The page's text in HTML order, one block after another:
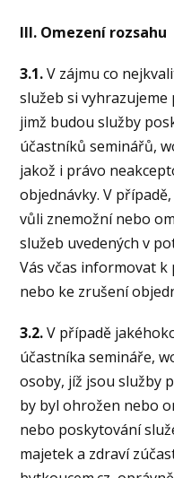
III. Omezení rozsahu
3.1.V zájmu co
služeb si
jimž budou služby
účastníků seminářů,
jakož i právo
objednávky. V
vůli znemožní nebo
služeb uvedených v
Vás včas informovat
nebo ke zrušení
3.2.V případě
účastníka semináře,
osoby, jíž jsou služby
by byl ohrožen nebo
nebo poskytování
majetek a zdraví